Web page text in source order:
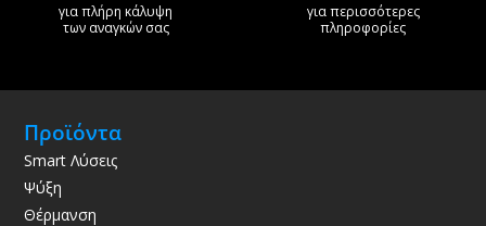
για πλήρη κάλυψη
των αναγκών σας
για περισσότερες
πληροφορίες
Προϊόντα
Smart Λύσεις
Ψύξη
Θέρμανση